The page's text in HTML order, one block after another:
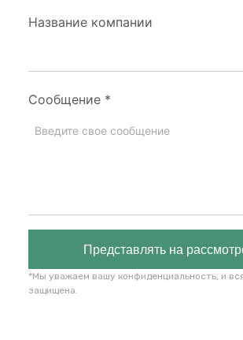
Название компании
Сообщение *
Представлять на
*Мы уважаем вашу конфиденциальность, и
защищена.